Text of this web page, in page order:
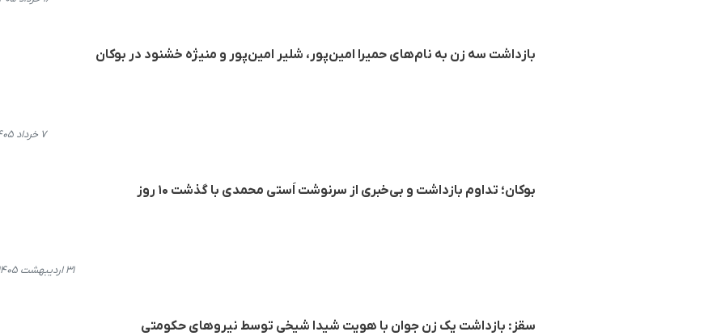
بازداشت سه زن به نام‌های حمیرا امین‌پور، شلیر امین‌پور و منیژه خشنود در بوکان
۷ خرداد ۱۴۰۵، ۱۸:۲۹
بوکان؛ تداوم بازداشت و بی‌خبری از سرنوشت اَستی محمدی با گذشت ۱۰ روز
۳۱ اردیبهشت ۱۴۰۵، ۱۳:۴۸
سقز: بازداشت یک زن جوان با هویت شیدا شیخی توسط نیروهای حکومتی